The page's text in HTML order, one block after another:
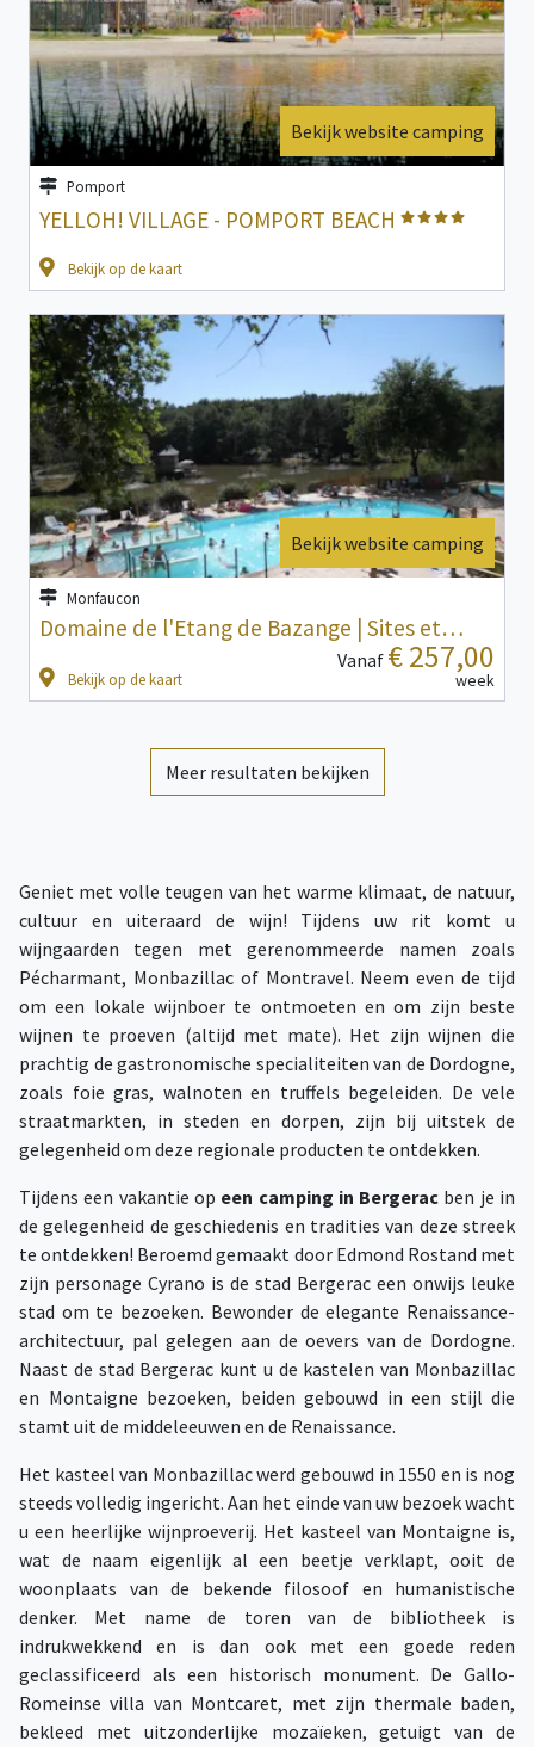
Bekijk website camping
Pomport
YELLOH! VILLAGE - POMPORT BEACH
Bekijk op de kaart
Bekijk website camping
Monfaucon
Domaine de l'Etang de Bazange | Sites et…
Bekijk op de kaart
Vanaf € 257,00
week
Meer resultaten bekijken
Geniet met volle teugen van het warme klimaat, de natuur,
cultuur en uiteraard de wijn! Tijdens uw rit komt u
wijngaarden tegen met gerenommeerde namen zoals
Pécharmant, Monbazillac of Montravel. Neem even de tijd
om een lokale wijnboer te ontmoeten en om zijn beste
wijnen te proeven (altijd met mate). Het zijn wijnen die
prachtig de gastronomische specialiteiten van de Dordogne,
zoals foie gras, walnoten en truffels begeleiden. De vele
straatmarkten, in steden en dorpen, zijn bij uitstek de
gelegenheid om deze regionale producten te ontdekken.
Tijdens een vakantie op een camping in Bergerac ben je in
de gelegenheid de geschiedenis en tradities van deze streek
te ontdekken! Beroemd gemaakt door Edmond Rostand met
zijn personage Cyrano is de stad Bergerac een onwijs leuke
stad om te bezoeken. Bewonder de elegante Renaissance-
architectuur, pal gelegen aan de oevers van de Dordogne.
Naast de stad Bergerac kunt u de kastelen van Monbazillac
en Montaigne bezoeken, beiden gebouwd in een stijl die
stamt uit de middeleeuwen en de Renaissance.
Het kasteel van Monbazillac werd gebouwd in 1550 en is nog
steeds volledig ingericht. Aan het einde van uw bezoek wacht
u een heerlijke wijnproeverij. Het kasteel van Montaigne is,
wat de naam eigenlijk al een beetje verklapt, ooit de
woonplaats van de bekende filosoof en humanistische
denker. Met name de toren van de bibliotheek is
indrukwekkend en is dan ook met een goede reden
geclassificeerd als een historisch monument. De Gallo-
Romeinse villa van Montcaret, met zijn thermale baden,
bekleed met uitzonderlijke mozaïeken, getuigt van de